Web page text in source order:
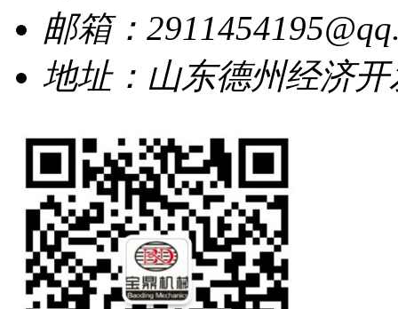
邮箱：
地址：山东德州经济